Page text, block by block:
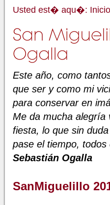
Usted est� aqu�: Inicio
Este año, como
que ser y como mi
para conservar en
Me da mucha alegría
fiesta, lo que sin
pase el tiempo,
Sebastián Ogalla
SanMiguelillo